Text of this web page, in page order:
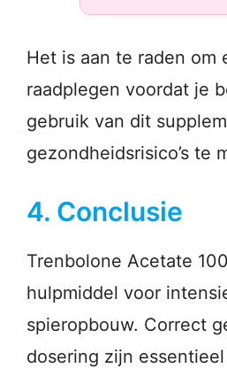
Het is aan te raden om
raadplegen voordat je
gebruik van dit
gezondheidsrisico’s te
4. Conclusie
Trenbolone Acetate
hulpmiddel voor
spieropbouw. Correct
dosering zijn